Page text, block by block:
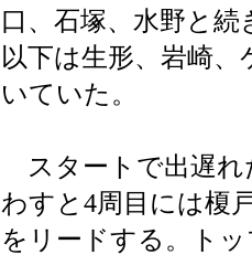
口、石塚、水野と
以下は生形、岩崎
いていた。
スタートで出遅れ
わすと4周目には榎
をリードする。ト